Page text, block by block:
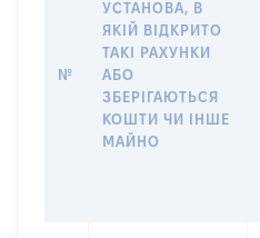
№
УСТАНОВА, В
ЯКІЙ ВІДКРИТО
ТАКІ РАХУНКИ
АБО
ЗБЕРІГАЮТЬСЯ
КОШТИ ЧИ ІНШЕ
МАЙНО